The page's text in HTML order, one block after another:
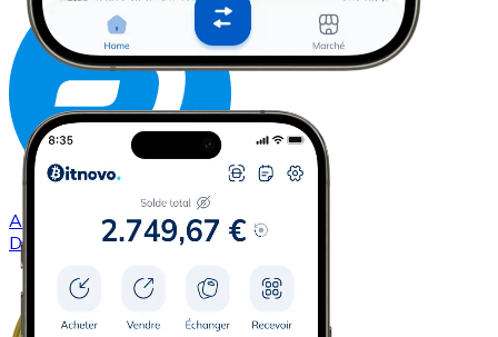
Acheter Dash avec virement bancaire
DASH